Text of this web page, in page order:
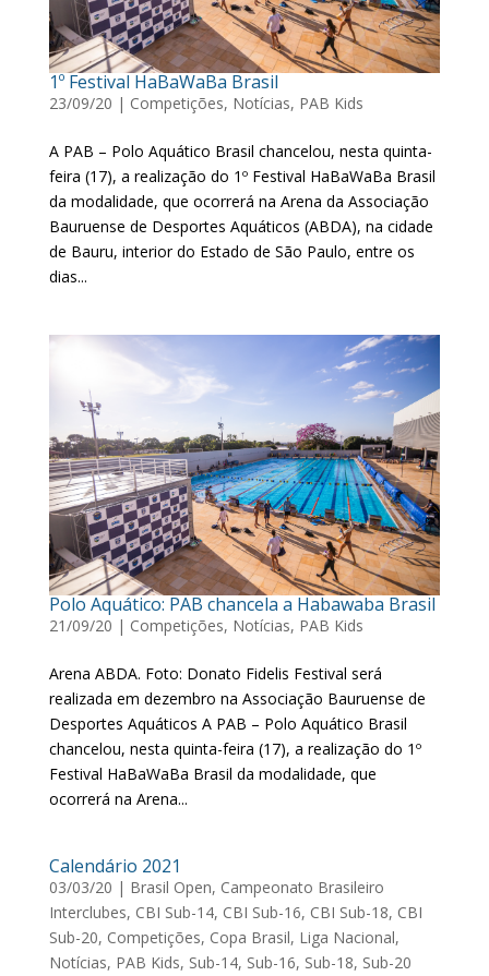
1º Festival HaBaWaBa Brasil
23/09/20 | Competições, Notícias, PAB Kids
A PAB – Polo Aquático Brasil chancelou, nesta quinta-
feira (17), a realização do 1º Festival HaBaWaBa Brasil
da modalidade, que ocorrerá na Arena da Associação
Bauruense de Desportes Aquáticos (ABDA), na cidade
de Bauru, interior do Estado de São Paulo, entre os
dias...
Polo Aquático: PAB chancela a Habawaba Brasil
21/09/20 | Competições, Notícias, PAB Kids
Arena ABDA. Foto: Donato Fidelis Festival será
realizada em dezembro na Associação Bauruense de
Desportes Aquáticos A PAB – Polo Aquático Brasil
chancelou, nesta quinta-feira (17), a realização do 1º
Festival HaBaWaBa Brasil da modalidade, que
ocorrerá na Arena...
Calendário 2021
03/03/20 | Brasil Open, Campeonato Brasileiro
Interclubes, CBI Sub-14, CBI Sub-16, CBI Sub-18, CBI
Sub-20, Competições, Copa Brasil, Liga Nacional,
Notícias, PAB Kids, Sub-14, Sub-16, Sub-18, Sub-20